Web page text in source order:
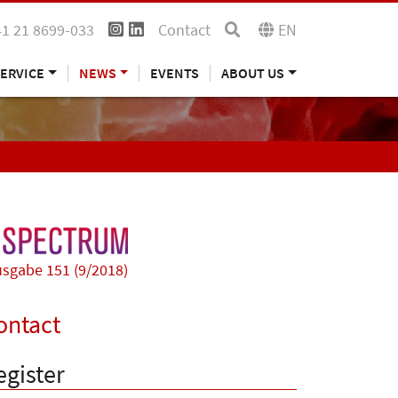
21 8699-033 Contact EN
NEWS EVENTS ABOUT US
151 (9/2018)